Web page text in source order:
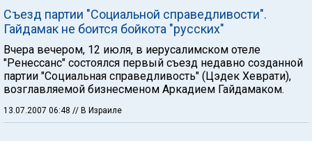
Съезд партии "Социальной справедливости".
Гайдамак не боится бойкота "русских"
Вчера вечером, 12 июля, в иерусалимском отеле
"Ренессанс" состоялся первый съезд недавно созданной
партии "Социальная справедливость" (Цэдек Хеврати),
возглавляемой бизнесменом Аркадием Гайдамаком.
13.07.2007 06:48 // В Израиле